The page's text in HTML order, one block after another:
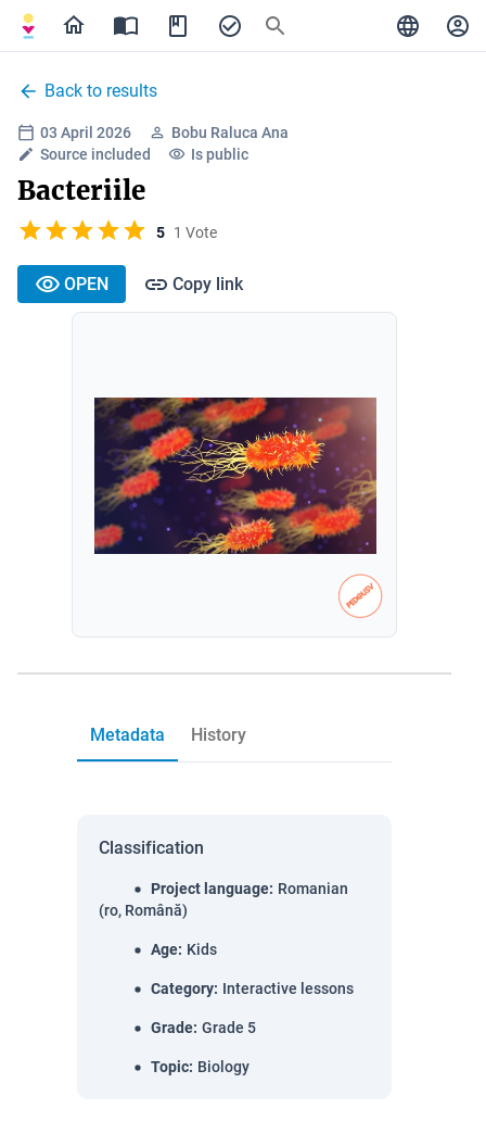
Back to results
03 April 2026
Bobu Raluca Ana
Source included
Is public
Bacteriile
5 1 Vote
OPEN Copy link
Metadata History
Classification
Project language: Romanian
(ro, Română)
Age: Kids
Category: Interactive lessons
Grade: Grade 5
Topic: Biology